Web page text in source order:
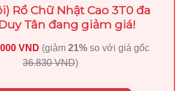
Rổ Chữ Nhật Cao 3T0 đa
Tân đang giảm giá!
VND (giảm 21%so với giá gốc
36.830 VND)